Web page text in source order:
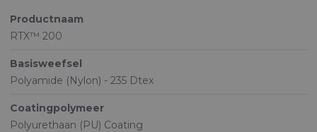
Productnaam
RTX™ 200
Basisweefsel
Polyamide (Nylon) - 235 Dtex
Coatingpolymeer
Polyurethaan (PU) Coating